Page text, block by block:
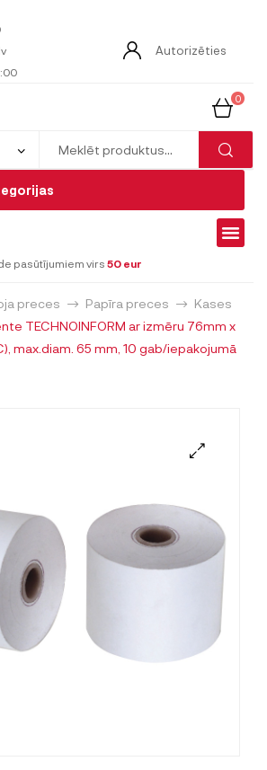
Autorizēties
0
pasūtījumiem virs 50 eur
preces Papīra preces
Kases
TECHNOINFORM ar izmēru 76mm x
max.diam. 65 mm, 10 gab/iepakojumā